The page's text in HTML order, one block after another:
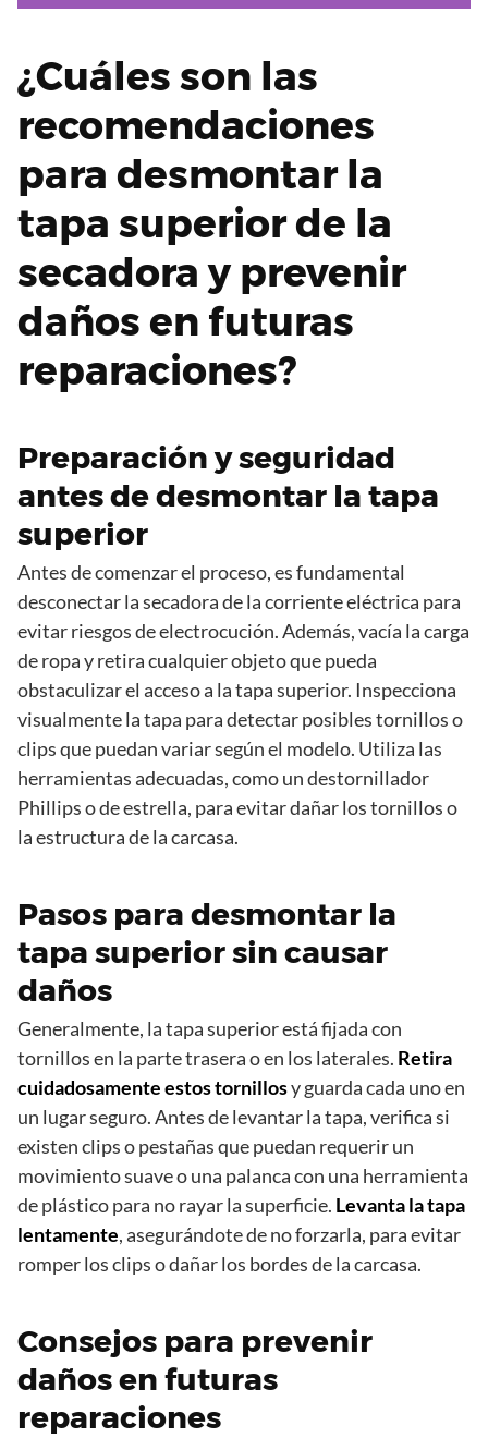
¿Cuáles son las
recomendaciones
para desmontar la
tapa superior de la
secadora y prevenir
daños en futuras
reparaciones?
Preparación y seguridad
antes de desmontar la tapa
superior
Antes de comenzar el proceso, es fundamental
desconectar la secadora de la corriente eléctrica para
evitar riesgos de electrocución. Además, vacía la carga
de ropa y retira cualquier objeto que pueda
obstaculizar el acceso a la tapa superior. Inspecciona
visualmente la tapa para detectar posibles tornillos o
clips que puedan variar según el modelo. Utiliza las
herramientas adecuadas, como un destornillador
Phillips o de estrella, para evitar dañar los tornillos o
la estructura de la carcasa.
Pasos para desmontar la
tapa superior sin causar
daños
Generalmente, la tapa superior está fijada con
tornillos en la parte trasera o en los laterales. Retira
cuidadosamente estos tornillosy guarda cada uno en
un lugar seguro. Antes de levantar la tapa, verifica si
existen clips o pestañas que puedan requerir un
movimiento suave o una palanca con una herramienta
de plástico para no rayar la superficie. Levanta la tapa
lentamente, asegurándote de no forzarla, para evitar
romper los clips o dañar los bordes de la carcasa.
Consejos para prevenir
daños en futuras
reparaciones